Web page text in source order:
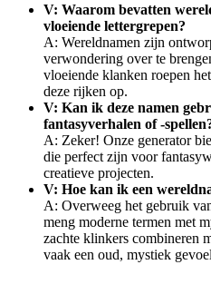
V: Waarom bevatten
vloeiende lettergrepen?
A: Wereldnamen zijn
verwondering over te
vloeiende klanken roepen
deze rijken op.
V: Kan ik deze namen
fantasyverhalen of -
A: Zeker! Onze generator
die perfect zijn voor
creatieve projecten.
V: Hoe kan ik een
A: Overweeg het gebruik
meng moderne termen met
zachte klinkers combineren
vaak een oud, mystiek